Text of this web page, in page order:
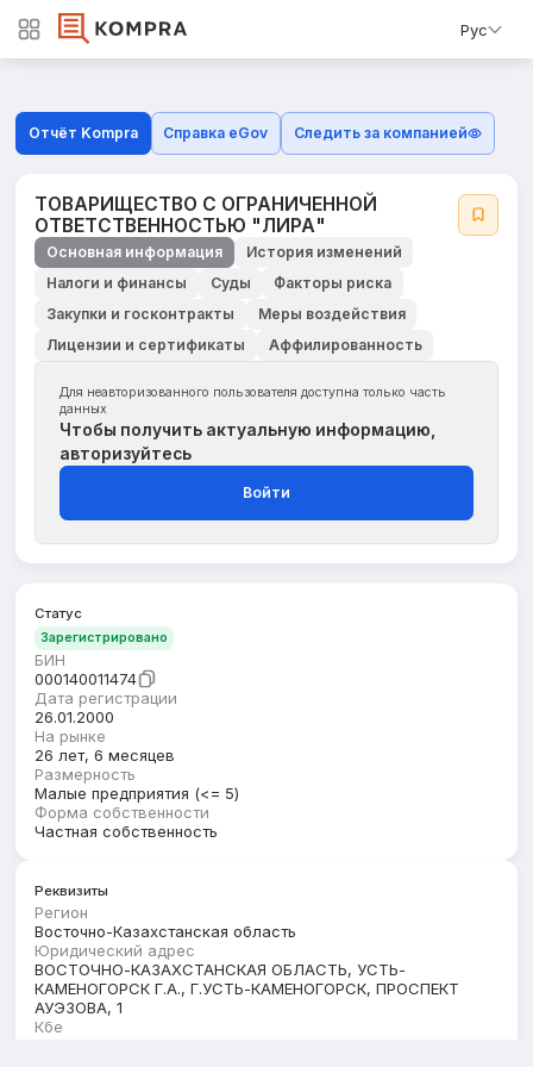
Рус
Отчёт Kompra Справка eGov Следить за компанией
ТОВАРИЩЕСТВО С ОГРАНИЧЕННОЙ
ОТВЕТСТВЕННОСТЬЮ "ЛИРА"
Основная информация
История изменений
Налоги и финансы
Суды
Факторы риска
Закупки и госконтракты
Меры воздействия
Лицензии и сертификаты
Аффилированность
Для неавторизованного пользователя доступна только часть
данных
Чтобы получить актуальную информацию,
авторизуйтесь
Войти
Статус
Зарегистрировано
БИН
000140011474
Дата регистрации
26.01.2000
На рынке
26 лет, 6 месяцев
Размерность
Малые предприятия (<= 5)
Форма собственности
Частная собственность
Реквизиты
Регион
Восточно-Казахстанская область
Юридический адрес
ВОСТОЧНО-КАЗАХСТАНСКАЯ ОБЛАСТЬ, УСТЬ-
КАМЕНОГОРСК Г.А., Г.УСТЬ-КАМЕНОГОРСК, ПРОСПЕКТ
АУЭЗОВА, 1
Кбе